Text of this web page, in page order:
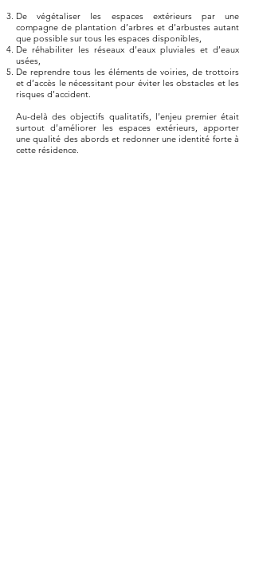
De végétaliser les espaces extérieurs par une
compagne de plantation d’arbres et d’arbustes autant
que possible sur tous les espaces disponibles,
De réhabiliter les réseaux d’eaux pluviales et d’eaux
usées,
De reprendre tous les éléments de voiries, de trottoirs
et d’accès le nécessitant pour éviter les obstacles et les
risques d’accident.
Au-delà des objectifs qualitatifs, l’enjeu premier était
surtout d’améliorer les espaces extérieurs, apporter
une qualité des abords et redonner une identité forte à
cette résidence.